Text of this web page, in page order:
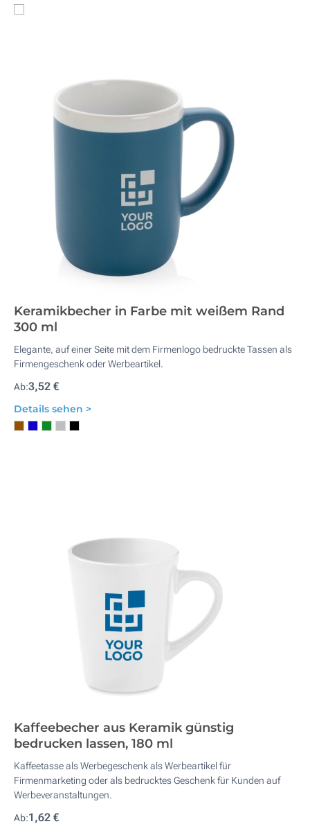
Keramikbecher in Farbe mit weißem Rand
300 ml
Elegante, auf einer Seite mit dem Firmenlogo bedruckte Tassen als
Firmengeschenk oder Werbeartikel.
Ab:3,52 €
Details sehen >
Kaffeebecher aus Keramik günstig
bedrucken lassen, 180 ml
Kaffeetasse als Werbegeschenk als Werbeartikel für
Firmenmarketing oder als bedrucktes Geschenk für Kunden auf
Werbeveranstaltungen.
Ab:1,62 €